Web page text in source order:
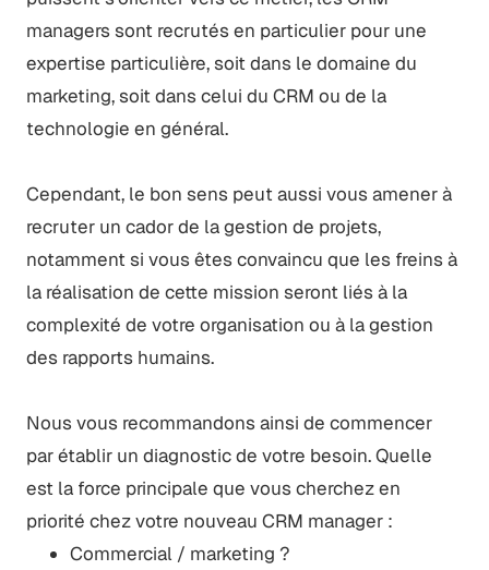
managers sont recrutés en particulier pour une
expertise particulière, soit dans le domaine du
marketing, soit dans celui du CRM ou de la
technologie en général.
Cependant, le bon sens peut aussi vous amener à
recruter un cador de la gestion de projets,
notamment si vous êtes convaincu que les freins à
la réalisation de cette mission seront liés à la
complexité de votre organisation ou à la gestion
des rapports humains.
Nous vous recommandons ainsi de commencer
par établir un diagnostic de votre besoin. Quelle
est la force principale que vous cherchez en
priorité chez votre nouveau CRM manager :
Commercial / marketing ?